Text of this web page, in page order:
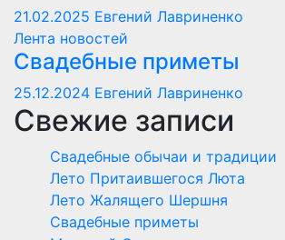
21.02.2025 Евгений Лавриненко
Лента новостей
Свадебные приметы
25.12.2024 Евгений Лавриненко
Свежие записи
Свадебные обычаи и традиции
Лето Притаившегося Люта
Лето Жалящего Шершня
Свадебные приметы